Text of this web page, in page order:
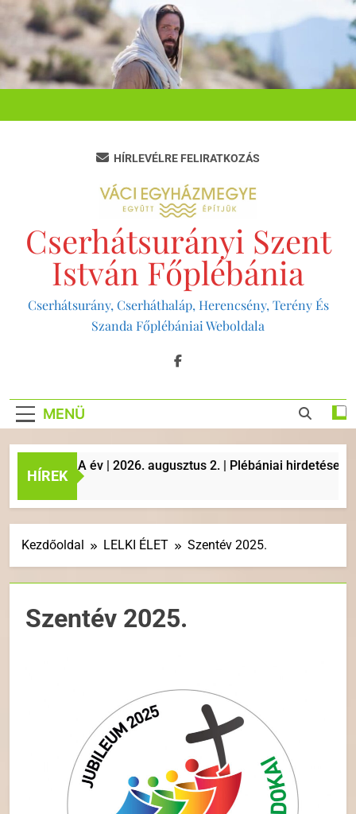
Ugrás
tartalomra
Cserhátsurányi Szent
István Főplébánia
Cserhátsurány, Cserháthaláp, Herencsény, Terény És
Szanda Főplébániai Weboldala
HÍRLEVÉLRE FELIRATKOZÁS
MENÜ
HÍREK
| A év | 2026. augusztus 2. | Plébániai hirdetések,
Kezdőoldal LELKI ÉLET Szentév 2025.
Szentév 2025.